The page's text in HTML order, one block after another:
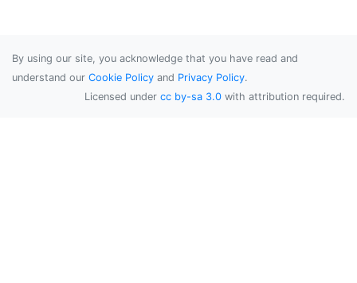
By using our site, you acknowledge that you have read and
understand our Cookie Policy and Privacy Policy.
Licensed under cc by-sa 3.0 with attribution required.